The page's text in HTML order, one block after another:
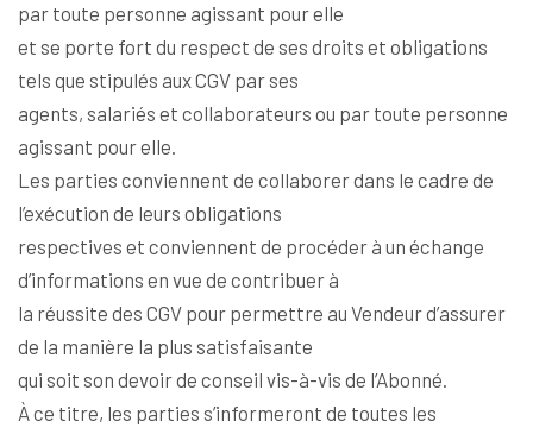
par toute personne agissant pour elle
et se porte fort du respect de ses droits et obligations
tels que stipulés aux CGV par ses
agents, salariés et collaborateurs ou par toute personne
agissant pour elle.
Les parties conviennent de collaborer dans le cadre de
l’exécution de leurs obligations
respectives et conviennent de procéder à un échange
d’informations en vue de contribuer à
la réussite des CGV pour permettre au Vendeur d’assurer
de la manière la plus satisfaisante
qui soit son devoir de conseil vis-à-vis de l’Abonné.
À ce titre, les parties s’informeront de toutes les